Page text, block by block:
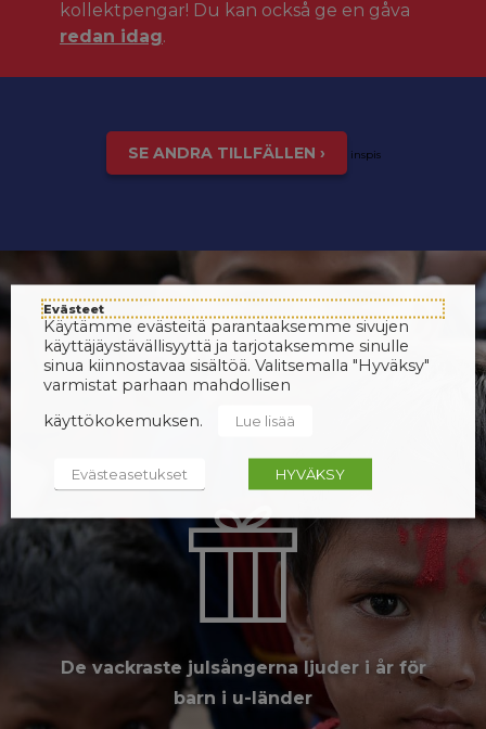
kollektpengar! Du kan också ge en gåva
redan idag.
SE ANDRA TILLFÄLLEN › inspis
De vackraste julsångerna ljuder i år för
barn i u-länder
Evästeet
Käytämme evästeitä parantaaksemme sivujen
käyttäjäystävällisyyttä ja tarjotaksemme sinulle
sinua kiinnostavaa sisältöä. Valitsemalla "Hyväksy"
varmistat parhaan mahdollisen
käyttökokemuksen.
Lue lisää
Evästeasetukset HYVÄKSY